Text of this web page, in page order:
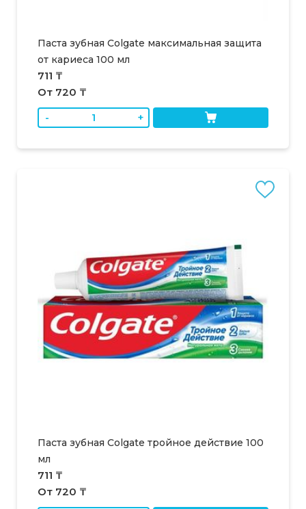
Паста зубная Colgate максимальная защита
от кариеса 100 мл
711 ₸
От 720 ₸
-
+
Паста зубная Colgate тройное действие 100
мл
711 ₸
От 720 ₸